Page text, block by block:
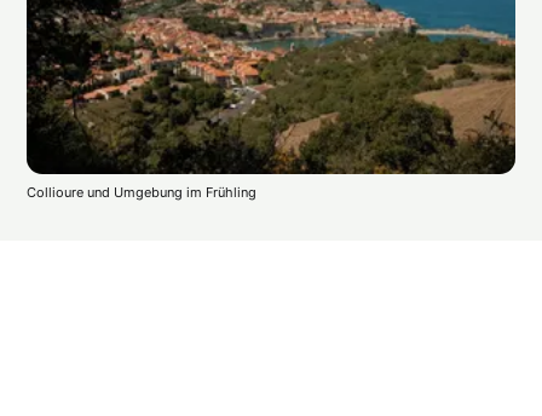
Collioure und Umgebung im Frühling